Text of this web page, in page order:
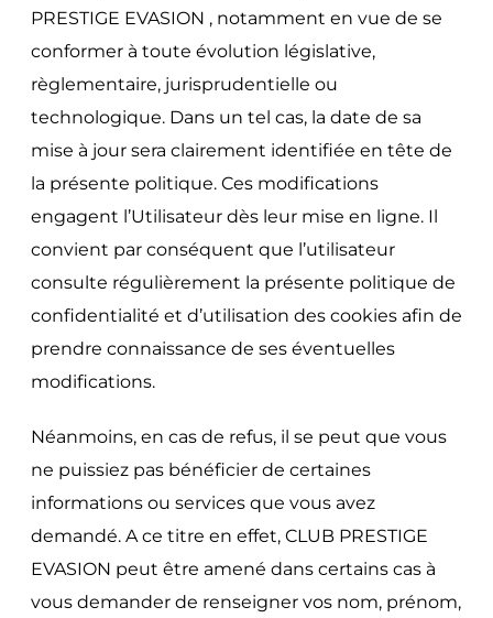
PRESTIGE EVASION , notamment en vue de se
conformer à toute évolution législative,
règlementaire, jurisprudentielle ou
technologique. Dans un tel cas, la date de sa
mise à jour sera clairement identifiée en tête de
la présente politique. Ces modifications
engagent l’Utilisateur dès leur mise en ligne. Il
convient par conséquent que l’utilisateur
consulte régulièrement la présente politique de
confidentialité et d’utilisation des cookies afin de
prendre connaissance de ses éventuelles
modifications.
Néanmoins, en cas de refus, il se peut que vous
ne puissiez pas bénéficier de certaines
informations ou services que vous avez
demandé. A ce titre en effet, CLUB PRESTIGE
EVASION peut être amené dans certains cas à
vous demander de renseigner vos nom, prénom,